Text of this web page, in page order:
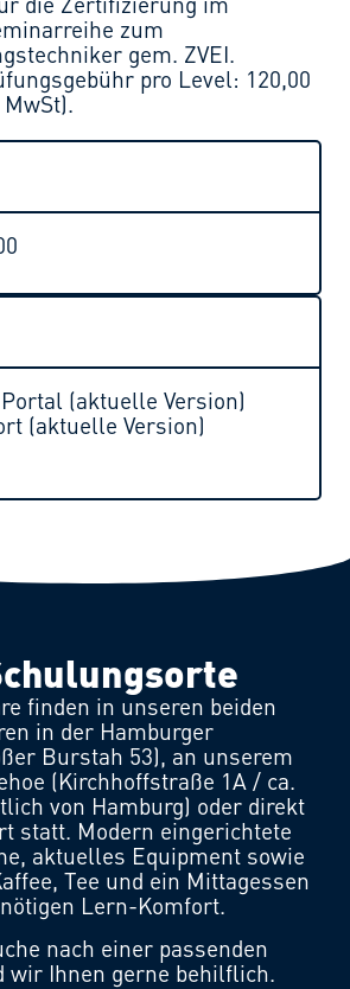
zum
gem. ZVEI.
pro Level: 120,00
(aktuelle Version)
(aktuelle Version)
finden in unseren beiden
in der Hamburger
Burstah 53), an unserem
(Kirchhoffstraße 1A / ca.
von Hamburg) oder direkt
statt. Modern eingerichtete
aktuelles Equipment sowie
Tee und ein Mittagessen
Lern-Komfort.
nach einer passenden
wir Ihnen gerne behilflich.